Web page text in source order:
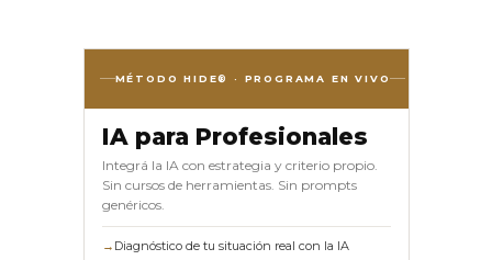
MÉTODO HIDE® · PROGRAMA EN VIVO
IA para Profesionales
Integrá la IA con estrategia y criterio propio.
Sin cursos de herramientas. Sin prompts
genéricos.
→ Diagnóstico de tu situación real con la IA